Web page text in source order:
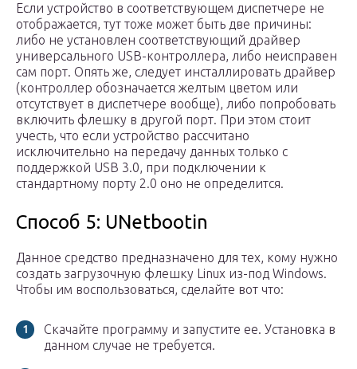
Если устройство в соответствующем диспетчере не
отображается, тут тоже может быть две причины:
либо не установлен соответствующий драйвер
универсального USB-контроллера, либо неисправен
сам порт. Опять же, следует инсталлировать драйвер
(контроллер обозначается желтым цветом или
отсутствует в диспетчере вообще), либо попробовать
включить флешку в другой порт. При этом стоит
учесть, что если устройство рассчитано
исключительно на передачу данных только с
поддержкой USB 3.0, при подключении к
стандартному порту 2.0 оно не определится.
Способ 5: UNetbootin
Данное средство предназначено для тех, кому нужно
создать загрузочную флешку Linux из-под Windows.
Чтобы им воспользоваться, сделайте вот что:
Скачайте программу и запустите ее. Установка в
данном случае не требуется.